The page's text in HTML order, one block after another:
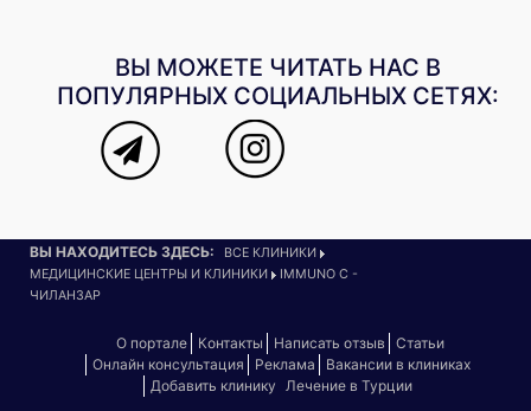
ВЫ МОЖЕТЕ ЧИТАТЬ НАС В
ПОПУЛЯРНЫХ СОЦИАЛЬНЫХ СЕТЯХ:
ВЫ НАХОДИТЕСЬ ЗДЕСЬ:
ВСЕ КЛИНИКИ
МЕДИЦИНСКИЕ ЦЕНТРЫ И КЛИНИКИ
IMMUNO C -
ЧИЛАНЗАР
О портале Контакты Написать отзыв
Статьи
Онлайн консультация
Реклама
Вакансии в клиниках
Добавить клинику
Лечение в Турции